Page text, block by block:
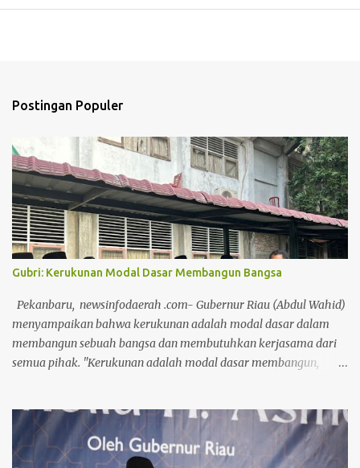
Postingan Populer
Gubri: Kerukunan Modal Dasar Membangun Bangsa
Pekanbaru, newsinfodaerah .com- Gubernur Riau (Abdul Wahid)
menyampaikan bahwa kerukunan adalah modal dasar dalam
membangun sebuah bangsa dan membutuhkan kerjasama dari
semua pihak. "Kerukunan adalah modal dasar membangun,
Gubri saat menghadiri acara penyembelihan hewan kurban oleh
Forum Kerukunan Umat Beragama (FKUB) di Kantor Badan
Kesatuan Bangsa dan Politik (Kesbangpol) Provinsi Riau, Senin